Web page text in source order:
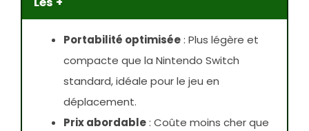
Portabilité optimisée: Plus légère et
compacte que la Nintendo Switch
standard, idéale pour le jeu en
déplacement.
Prix abordable: Coûte moins cher que